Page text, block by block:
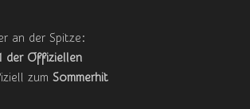
an der Spitze:
der Offiziellen
zum Sommerhit